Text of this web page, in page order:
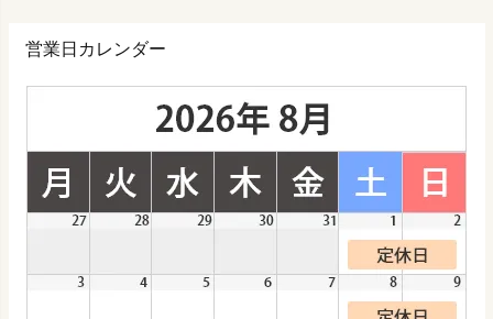
営業日カレンダー